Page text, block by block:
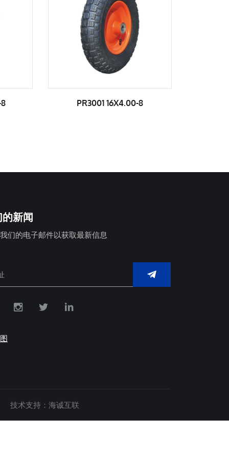
PR3001 16X4.00-8
新闻
们的电子邮件以获取最新信息
技术支持：海诚互联